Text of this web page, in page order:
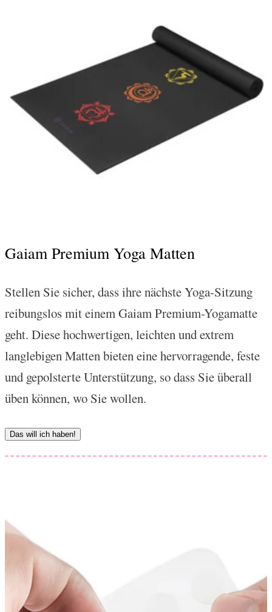
Gaiam Premium Yoga Matten
Stellen Sie sicher, dass ihre nächste Yoga-Sitzung
reibungslos mit einem Gaiam Premium-Yogamatte
geht. Diese hochwertigen, leichten und extrem
langlebigen Matten bieten eine hervorragende, feste
und gepolsterte Unterstützung, so dass Sie überall
üben können, wo Sie wollen.
Das will ich haben!